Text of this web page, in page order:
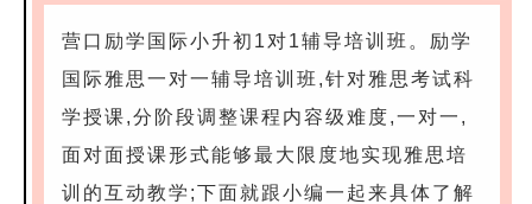
营口励学国际小升初1对1辅导培训班。励学
国际雅思一对一辅导培训班,针对雅思考试科
学授课,分阶段调整课程内容级难度,一对一,
面对面授课形式能够最大限度地实现雅思培
训的互动教学;下面就跟小编一起来具体了解